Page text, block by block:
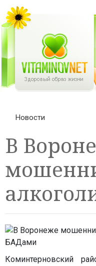
Новости
В
Коминтерновский